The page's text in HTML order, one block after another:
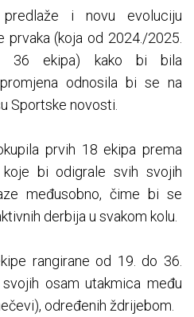
i novu evoluciju
(koja od 2024./2025.
36 ekipa) kako bi bila
promjena odnosila bi se na
Sportske novosti.
prvih 18 ekipa prema
koje bi odigrale svih svojih
međusobno, čime bi se
derbija u svakom kolu.
rangirane od 19. do 36.
osam utakmica među
određenih ždrijebom.